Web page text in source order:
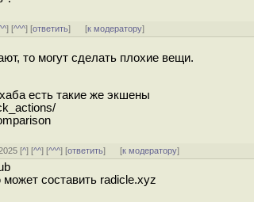
] [^^^] [ответить] [к модератору]
то могут сделать плохие вещи.
есть такие же экшены
[^] [^^] [^^^] [ответить] [к модератору]
составить radicle.xyz